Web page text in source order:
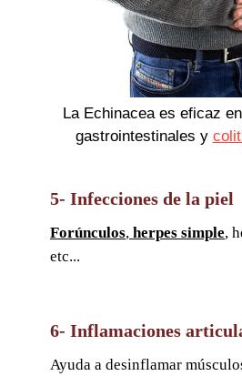
La Echinacea es eficaz
gastrointestinales y
5- Infecciones de la piel
Forúnculos, herpes simple,
etc...
6- Inflamaciones
Ayuda a desinflamar